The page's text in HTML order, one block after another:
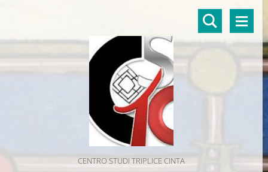
CENTRO STUDI TRIPLICE CINTA